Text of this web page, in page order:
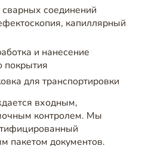
сварных соединений
капиллярный
и нанесение
покрытия
для транспортировки
входным,
контролем. Мы
пакетом документов.